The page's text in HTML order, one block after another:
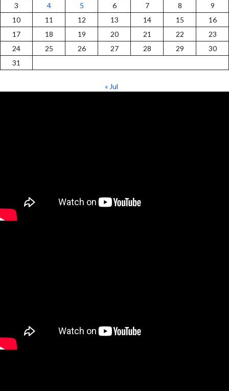
3
4 5 6 7 8
9
10
11 12 13 14 15
16
17
18 19 20 21 22
23
24
25 26 27 28 29
30
31
« Jul